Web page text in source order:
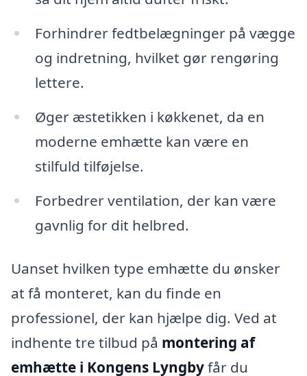
Forhindrer fedtbelægninger på vægge
og indretning, hvilket gør rengøring
lettere.
Øger æstetikken i køkkenet, da en
moderne emhætte kan være en
stilfuld tilføjelse.
Forbedrer ventilation, der kan være
gavnlig for dit helbred.
Uanset hvilken type emhætte du ønsker
at få monteret, kan du finde en
professionel, der kan hjælpe dig. Ved at
indhente tre tilbud på montering af
emhætte i Kongens Lyngbyfår du